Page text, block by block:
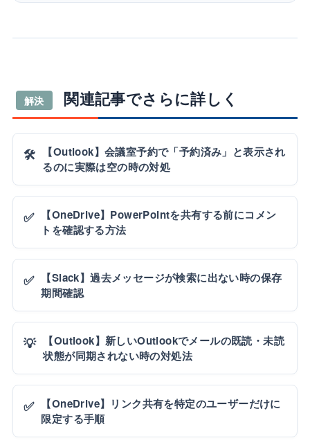
解決 関連記事でさらに詳しく
🛠️
【Outlook】会議室予約で「予約済み」と表示され
るのに実際は空の時の対処
✅
【OneDrive】PowerPointを共有する前にコメン
トを確認する方法
✅
【Slack】過去メッセージが検索に出ない時の保存
期間確認
💡
【Outlook】新しいOutlookでメールの既読・未読
状態が同期されない時の対処法
✅
【OneDrive】リンク共有を特定のユーザーだけに
限定する手順